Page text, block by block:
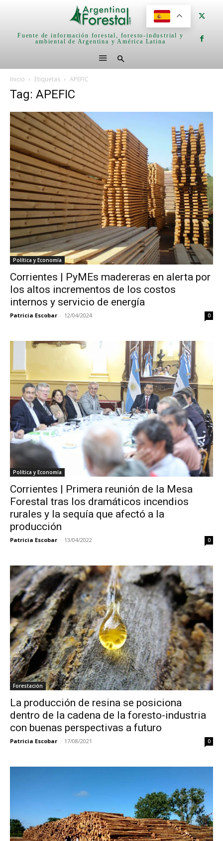
Fuente de información forestal, foresto-industrial y
ambiental de Argentina y América Latina
Inicio Etiquetas APEFIC
Tag: APEFIC
Política y Economía
Corrientes | PyMEs madereras en alerta por
los altos incrementos de los costos
internos y servicio de energía
Patricia Escobar - 12/04/2024 0
Política y Economía
Corrientes | Primera reunión de la Mesa
Forestal tras los dramáticos incendios
rurales y la sequía que afectó a la
producción
Patricia Escobar - 13/04/2022 0
Forestación
La producción de resina se posiciona
dentro de la cadena de la foresto-industria
con buenas perspectivas a futuro
Patricia Escobar - 17/08/2021 0